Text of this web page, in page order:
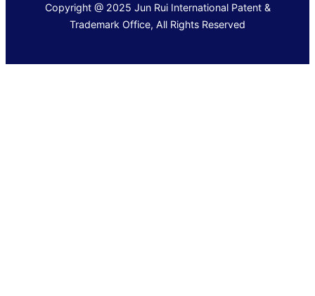
Copyright @ 2025 Jun Rui International Patent &
Trademark Office, All Rights Reserved